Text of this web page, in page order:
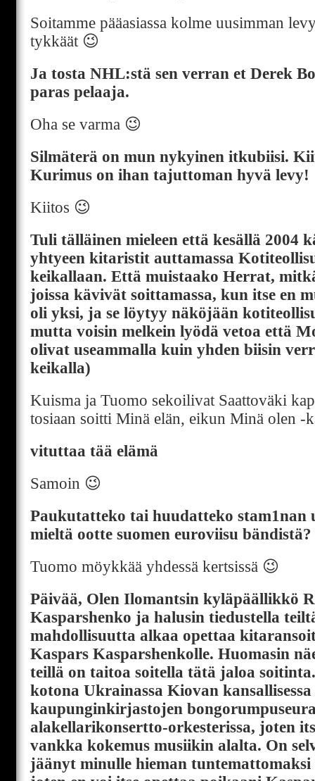
Soitamme pääasiassa kolme uusimman
tykkäät 😉
Ja tosta NHL:stä sen verran et Derek
paras pelaaja.
Oha se varma 😉
Silmäterä on mun nykyinen itkubiisi.
Kurimus on ihan tajuttoman hyvä levy!
Kiitos 😉
Tuli tälläinen mieleen että kesällä 2004
yhtyeen kitaristit auttamassa
keikallaan. Että muistaako Herrat,
joissa kävivät soittamassa, kun itse en
oli yksi, ja se löytyy näköjään
mutta voisin melkein lyödä vetoa että
olivat useammalla kuin yhden biisin
keikalla)
Kuisma ja Tuomo sekoilivat Saattoväki
tosiaan soitti Minä elän, eikun Minä olen -
vituttaa tää elämä
Samoin 😉
Paukutatteko tai huudatteko stam1nan
mieltä ootte suomen euroviisu bändistä?
Tuomo möykkää yhdessä kertsissä 😉
Päivää, Olen Ilomantsin kyläpäällikkö
Kasparshenko ja halusin tiedustella
mahdollisuutta alkaa opettaa
Kaspars Kasparshenkolle. Huomasin
teillä on taitoa soitella tätä jaloa
kotona Ukrainassa Kiovan kansallisessa
kaupunginkirjastojen
alakellarikonsertto-orkesterissa, joten
vankka kokemus musiikin alalta. On
jäänyt minulle hieman